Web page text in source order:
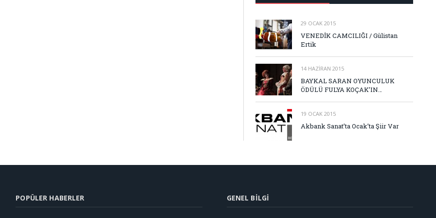
29 OCAK 2015
VENEDİK CAMCILIĞI / Gülistan
Ertik
14 HAZIRAN 2015
BAYKAL SARAN OYUNCULUK
ÖDÜLÜ FULYA KOÇAK’IN…
19 OCAK 2015
Akbank Sanat’ta Ocak’ta Şiir Var
POPÜLER HABERLER GENEL BILGI